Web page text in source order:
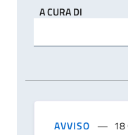
A CURA DI
AVVISO 18